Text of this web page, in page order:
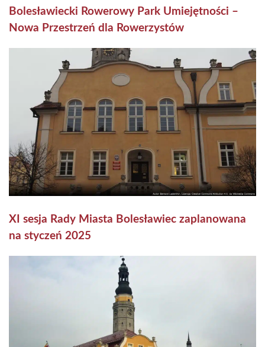
Bolesławiecki Rowerowy Park Umiejętności –
Nowa Przestrzeń dla Rowerzystów
XI sesja Rady Miasta Bolesławiec zaplanowana
na styczeń 2025